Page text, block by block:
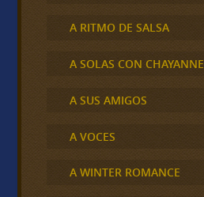
A RITMO DE SALSA
A SOLAS CON CHAYANNE
A SUS AMIGOS
A VOCES
A WINTER ROMANCE